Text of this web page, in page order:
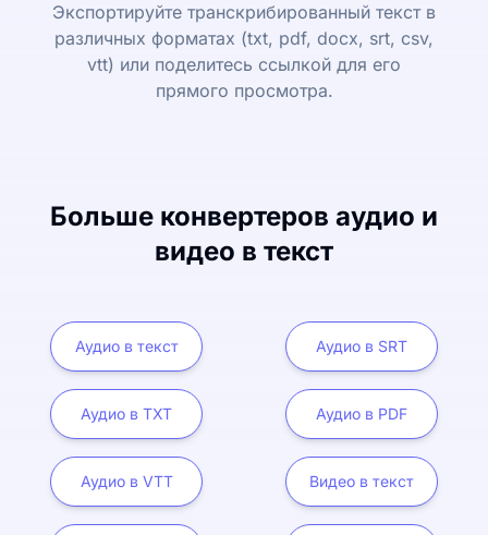
Экспортируйте транскрибированный текст в
различных форматах (txt, pdf, docx, srt, csv,
vtt) или поделитесь ссылкой для его
прямого просмотра.
Больше конвертеров аудио и
видео в текст
Аудио в текст Аудио в SRT
Аудио в TXT Аудио в PDF
Аудио в VTT Видео в текст